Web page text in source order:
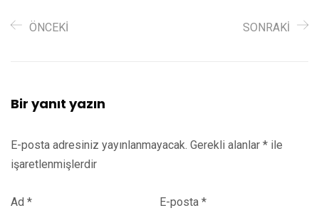
ÖNCEKI SONRAKI
Bir yanıt yazın
E-posta adresiniz yayınlanmayacak. Gerekli alanlar * ile
işaretlenmişlerdir
Ad * E-posta *